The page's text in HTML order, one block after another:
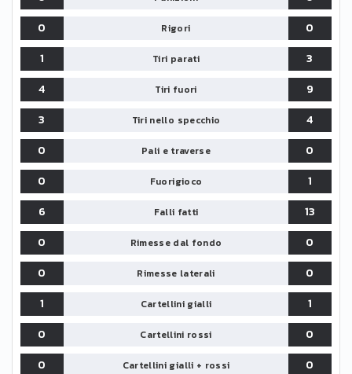
0
Rigori
0
1
Tiri parati
3
4
Tiri fuori
9
3
Tiri nello specchio
4
0
Pali e traverse
0
0
Fuorigioco
1
6
Falli fatti
13
0
Rimesse dal fondo
0
0
Rimesse laterali
0
1
Cartellini gialli
1
0
Cartellini rossi
0
0
Cartellini gialli + rossi
0